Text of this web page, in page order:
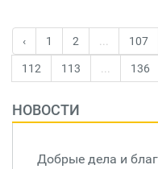
‹ 1 2 107
112 113 136
НОВОСТИ
Добрые дела и